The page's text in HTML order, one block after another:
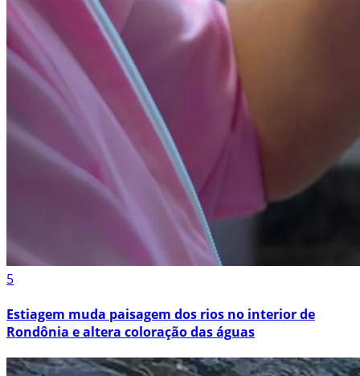
5
Estiagem muda paisagem dos rios no interior de
Rondônia e altera coloração das águas